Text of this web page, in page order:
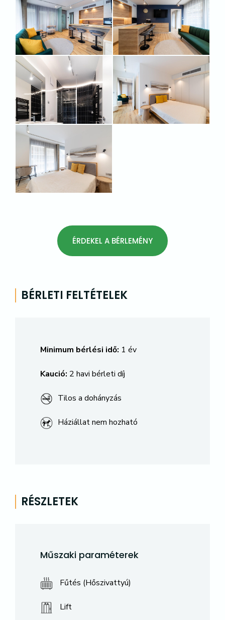
ÉRDEKEL A BÉRLEMÉNY
BÉRLETI FELTÉTELEK
Minimum bérlési idő: 1 év
Kaució: 2 havi bérleti díj
Tilos a dohányzás
Háziállat nem hozható
RÉSZLETEK
Műszaki paraméterek
Fűtés (Hőszivattyú)
Lift